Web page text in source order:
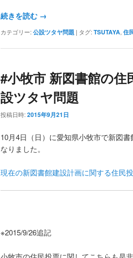
続きを読む →
カテゴリー:公設ツタヤ問題 | タグ:TSUTAYA, 住
#小牧市 新図書館の
設ツタヤ問題
投稿日時:2015年9月21日
10月4日（日）に愛知県小牧市で新図
なりました。
現在の新図書館建設計画に関する住民
※2015/9/26追記